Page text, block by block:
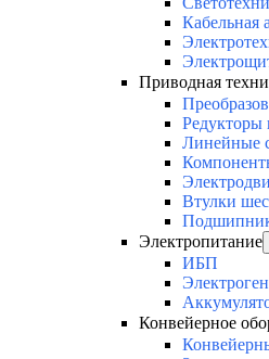
Кабельная
Приводная
Редукторы
Линейные
Втулки
Электропитание
ИБП
Конвейерное